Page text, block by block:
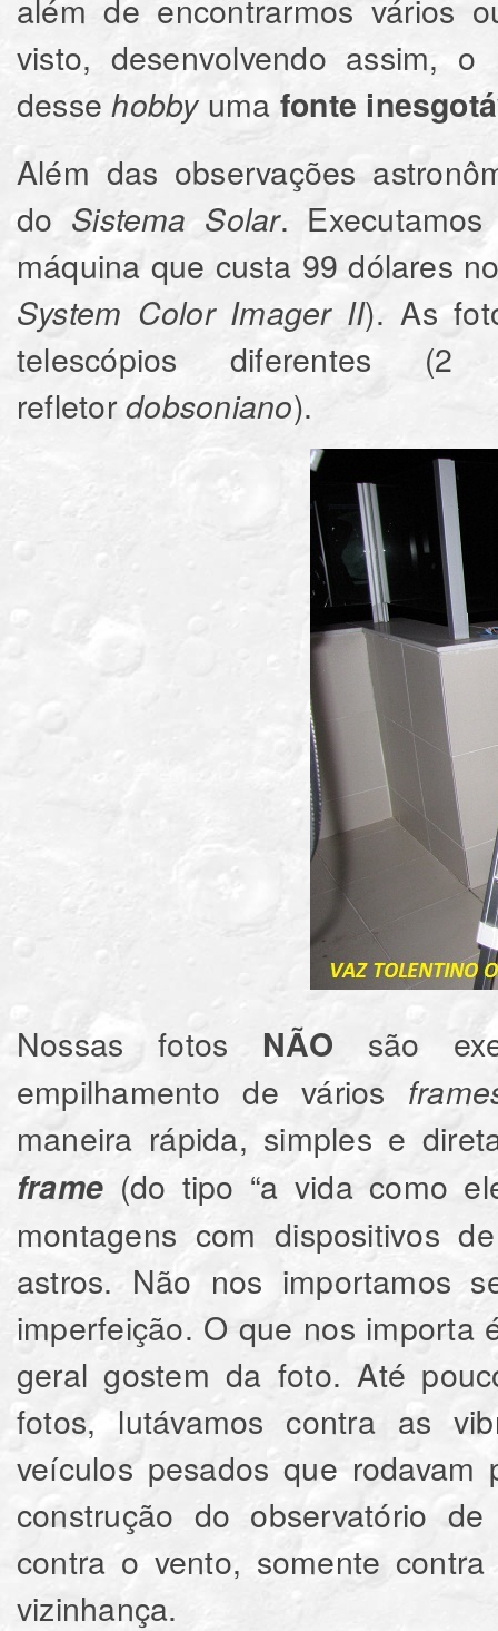
além de encontrarmos vários
visto, desenvolvendo assim,
dessehobbyuma fonte
Além das observações
do Sistema Solar.
máquina que custa 99 dólares
System Color Imager II). As
telescópios diferentes
refletordobsoniano
Nossas fotos NÃO são
empilhamento de vários
maneira rápida, simples e
frame (do tipo “a vida como
montagens com dispositivos
astros. Não nos importamos
imperfeição. O que nos importa
geral gostem da foto. Até
fotos, lutávamos contra as
veículos pesados que
construção do observatório
contra o vento, somente
vizinhança.